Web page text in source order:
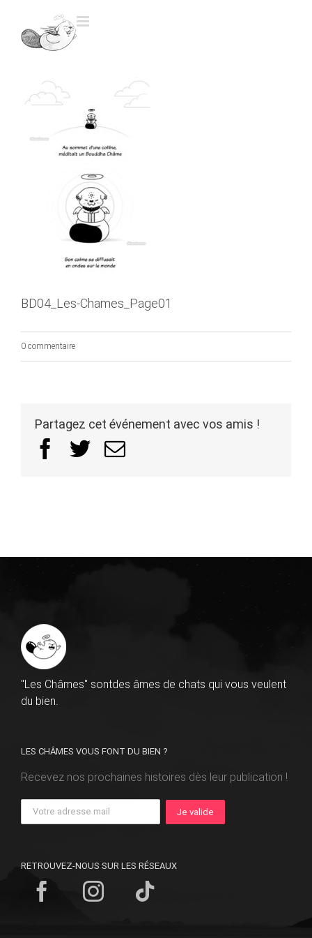
BD04_Les-Chames_Page01
0 commentaire
Partagez cet événement avec vos amis !
Facebook
TwitterEmail
"Les Châmes" sontdes âmes de chats qui vous veulent
du bien.
LES CHÂMES VOUS FONT DU BIEN ?
Recevez nos prochaines histoires dès leur publication !
RETROUVEZ-NOUS SUR LES RÉSEAUX